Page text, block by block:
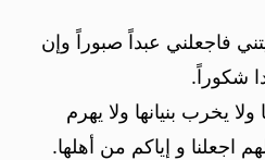
فاجعلني عبداً صبوراً وإن
شكوراً.
يخرب بنيانها ولا يهرم
اجعلنا و إياكم من أهلها.